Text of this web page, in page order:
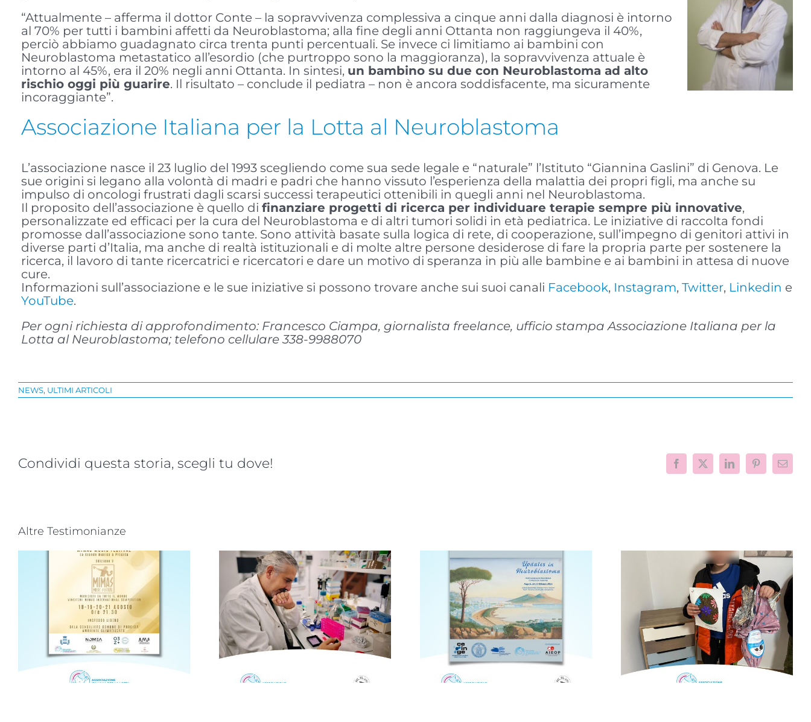
“Attualmente – afferma il dottor Conte – la sopravvivenza complessiva a cinque anni dalla diagnosi è intorno
al 70% per tutti i bambini affetti da Neuroblastoma; alla fine degli anni Ottanta non raggiungeva il 40%,
perciò abbiamo guadagnato circa trenta punti percentuali. Se invece ci limitiamo ai bambini con
Neuroblastoma metastatico all’esordio (che purtroppo sono la maggioranza), la sopravvivenza attuale è
intorno al 45%, era il 20% negli anni Ottanta. In sintesi, un bambino su due con Neuroblastoma ad alto
rischio oggi più guarire. Il risultato – conclude il pediatra – non è ancora soddisfacente, ma sicuramente
incoraggiante”.
Associazione Italiana per la Lotta al Neuroblastoma
L’associazione nasce il 23 luglio del 1993 scegliendo come sua sede legale e “naturale” l’Istituto “Giannina Gaslini” di Genova. Le
sue origini si legano alla volontà di madri e padri che hanno vissuto l’esperienza della malattia dei propri figli, ma anche su
impulso di oncologi frustrati dagli scarsi successi terapeutici ottenibili in quegli anni nel Neuroblastoma.
Il proposito dell’associazione è quello difinanziare progetti di ricerca per individuare terapie sempre più innovative,
personalizzate ed efficaci per la cura del Neuroblastoma e di altri tumori solidi in età pediatrica. Le iniziative di raccolta fondi
promosse dall’associazione sono tante. Sono attività basate sulla logica di rete, di cooperazione, sull’impegno di genitori attivi in
diverse parti d’Italia, ma anche di realtà istituzionali e di molte altre persone desiderose di fare la propria parte per sostenere la
ricerca, il lavoro di tante ricercatrici e ricercatori e dare un motivo di speranza in più alle bambine e ai bambini in attesa di nuove
cure.
Informazioni sull’associazione e le sue iniziative si possono trovare anche sui suoi canali Facebook, Instagram,Twitter, Linkedin e
YouTube.
Per ogni richiesta di approfondimento: Francesco Ciampa, giornalista freelance, ufficio stampa Associazione Italiana per la
Lotta al Neuroblastoma; telefono cellulare 338-9988070
NEWS, ULTIMI ARTICOLI
Condividi questa storia, scegli tu dove! Facebook
X LinkedInPinterestEmail
Altre Testimonianze
Progetto “VAMOLAA,
in campo anche
l’Università La
Sapienza di Roma
Novità dalla ricerca
scientifica: convegno
a Napoli
Avellino, infanzia al
centro con la
campagna “Cerco un
uovo amico”
Il Mimas Music
Festival per la ricerca
sul neuroblastoma